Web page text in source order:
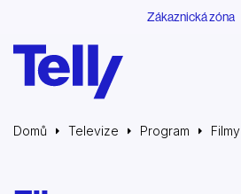
Zákaznická zóna
Domů Televize Program Filmy